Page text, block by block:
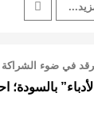
في ضوء الشراكة
بال …
بالسودة؛